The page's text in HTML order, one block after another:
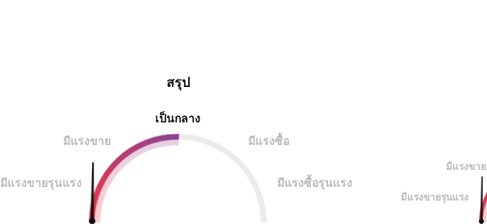
สรุป
เป็นกลาง
มีแรงขาย
มีแรงซื้อ
มีแรงขายรุนแรง มีแรงซื้อรุนแรง
มีแรงขาย
มีแรงขายรุนแรง